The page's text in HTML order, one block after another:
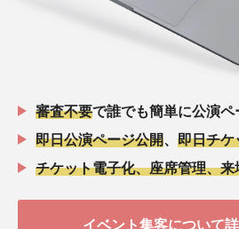
審査不要で誰でも簡単に公演ペ
即日公演ページ公開
即日チケ
チケット電子化、座席管理、
イベント集客について